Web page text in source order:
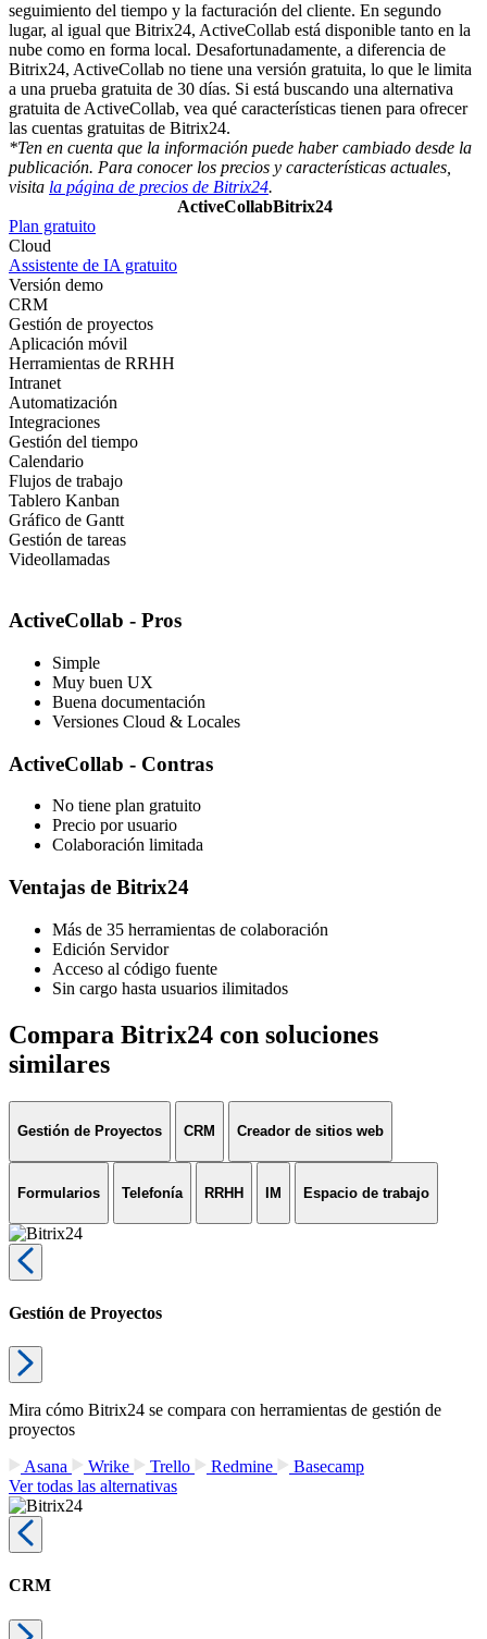
seguimiento del tiempo y la facturación del cliente. En segundo
lugar, al igual que Bitrix24, ActiveCollab está disponible tanto en la
nube como en forma local. Desafortunadamente, a diferencia de
Bitrix24, ActiveCollab no tiene una versión gratuita, lo que le limita
a una prueba gratuita de 30 días. Si está buscando una alternativa
gratuita de ActiveCollab, vea qué características tienen para ofrecer
las cuentas gratuitas de Bitrix24.
*Ten en cuenta que la información puede haber cambiado desde la
publicación. Para conocer los precios y características actuales,
visita la página de precios de Bitrix24.
ActiveCollabBitrix24
Plan gratuito
Cloud
Assistente de IA gratuito
Versión demo
CRM
Gestión de proyectos
Aplicación móvil
Herramientas de RRHH
Intranet
Automatización
Integraciones
Gestión del tiempo
Calendario
Flujos de trabajo
Tablero Kanban
Gráfico de Gantt
Gestión de tareas
Videollamadas
ActiveCollab - Pros
Simple
Muy buen UX
Buena documentación
Versiones Cloud & Locales
ActiveCollab - Contras
No tiene plan gratuito
Precio por usuario
Colaboración limitada
Ventajas de Bitrix24
Más de 35 herramientas de colaboración
Edición Servidor
Acceso al código fuente
Sin cargo hasta usuarios ilimitados
Compara Bitrix24 con soluciones
similares
Gestión de Proyectos CRM Creador de sitios web
Formularios Telefonía RRHH IM Espacio de trabajo
Gestión de Proyectos
Mira cómo Bitrix24 se compara con herramientas de gestión de
proyectos
Asana
Wrike Trello Redmine
Basecamp
Ver todas las alternativas
CRM